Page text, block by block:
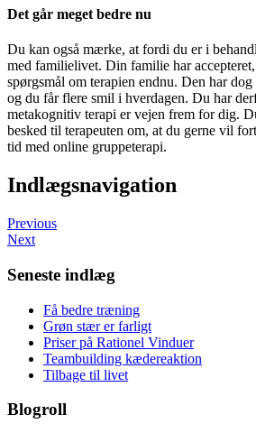
Det går meget bedre nu
Du kan også mærke, at fordi du er i
med familielivet. Din familie har
spørgsmål om terapien endnu. Den har
og du får flere smil i hverdagen. Du har
metakognitiv terapi er vejen frem for dig.
besked til terapeuten om, at du gerne vil
tid med online gruppeterapi.
Indlægsnavigation
Previous
Next
Seneste indlæg
Få bedre træning
Grøn stær er farligt
Priser på Rationel Vinduer
Teambuilding kædereaktion
Tilbage til livet
Blogroll